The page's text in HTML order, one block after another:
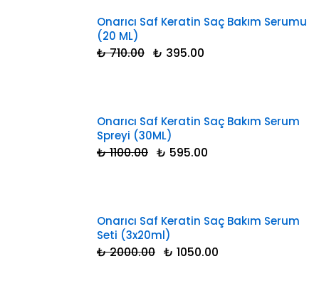
Onarıcı Saf Keratin Saç Bakım Serumu
(20 ML)
₺ 710.00 ₺ 395.00
Onarıcı Saf Keratin Saç Bakım Serum
Spreyi (30ML)
₺ 1100.00 ₺ 595.00
Onarıcı Saf Keratin Saç Bakım Serum
Seti (3x20ml)
₺ 2000.00 ₺ 1050.00